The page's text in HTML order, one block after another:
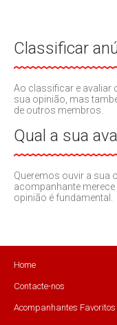
Classificar
Ao classificar e avaliar
sua opinião, mas
de outros membros.
Qual a sua
Queremos ouvir a sua
acompanhante
opinião é fundamental.
Home
Contacte-nos
Acompanhantes Favoritos